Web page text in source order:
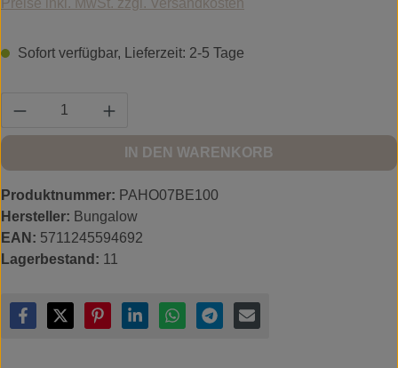
Preise inkl. MwSt. zzgl. Versandkosten
Sofort verfügbar, Lieferzeit: 2-5 Tage
Produkt Anzahl: Gib den gewünschten Wert
IN DEN WARENKORB
Produktnummer: PAHO07BE100
Hersteller: Bungalow
EAN: 5711245594692
Lagerbestand: 11